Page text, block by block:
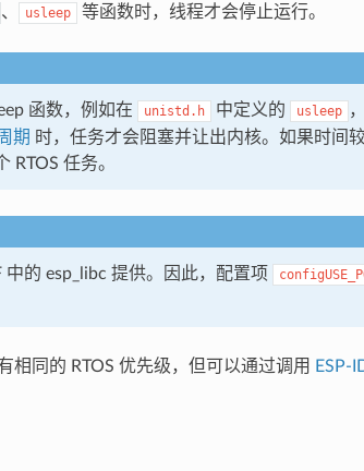
、 usleep 等函数时，线程才会停止运行。
函数，例如在 unistd.h 中定义的 usleep
期 时，任务才会阻塞并让出内核。如果时间
RTOS 任务。
中的 esp_libc 提供。因此，配置项
相同的 RTOS 优先级，但可以通过调用 ESP-